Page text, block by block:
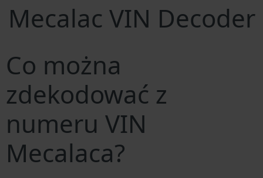
Mecalac VIN Decoder
Co można
zdekodować z
numeru VIN
Mecalaca?